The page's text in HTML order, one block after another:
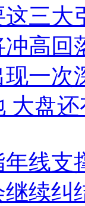
三大
高回
一次
大盘
线支
续纠